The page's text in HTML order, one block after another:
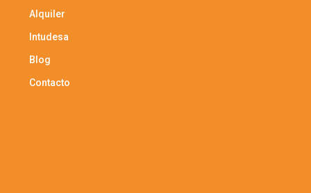
Alquiler
Intudesa
Blog
Contacto